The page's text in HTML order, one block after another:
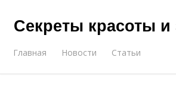
Секреты красоты и
Главная Новости Статьи